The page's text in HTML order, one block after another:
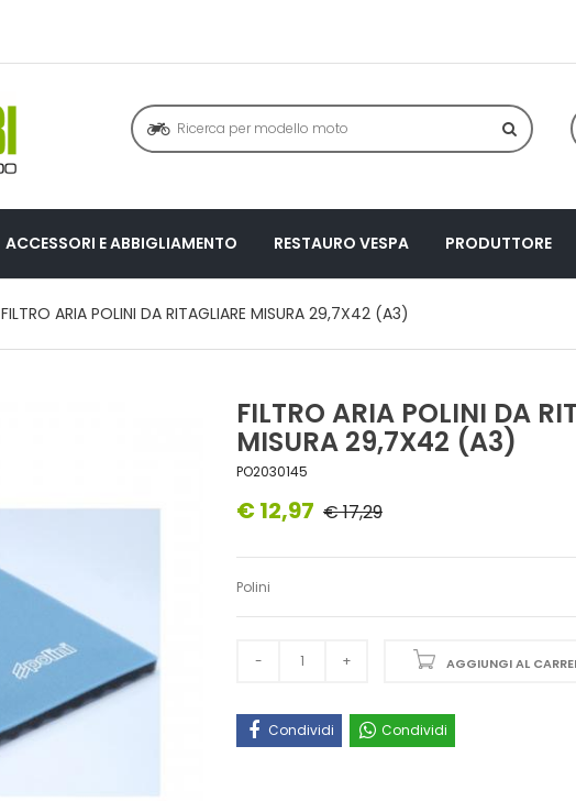
ACCESSORI E ABBIGLIAMENTO RESTAURO VESPA PRODUTTORE
FILTRO ARIA POLINI DA RITAGLIARE MISURA 29,7X42 (A3)
FILTRO ARIA POLINI DA
MISURA 29,7X42 (A3)
PO2030145
€ 12,97 € 17,29
Polini
AGGIUNGI AL
Condividi Condividi